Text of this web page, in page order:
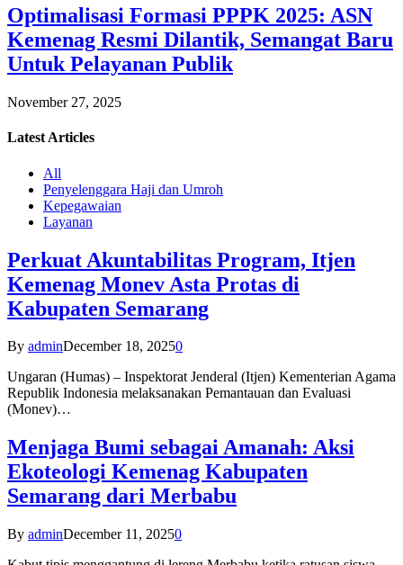
Optimalisasi Formasi PPPK 2025: ASN
Kemenag Resmi Dilantik, Semangat Baru
Untuk Pelayanan Publik
November 27, 2025
Latest Articles
All
Penyelenggara Haji dan Umroh
Kepegawaian
Layanan
Perkuat Akuntabilitas Program, Itjen
Kemenag Monev Asta Protas di
Kabupaten Semarang
By adminDecember 18, 20250
Ungaran (Humas) – Inspektorat Jenderal (Itjen) Kementerian Agama
Republik Indonesia melaksanakan Pemantauan dan Evaluasi
(Monev)…
Menjaga Bumi sebagai Amanah: Aksi
Ekoteologi Kemenag Kabupaten
Semarang dari Merbabu
By adminDecember 11, 20250